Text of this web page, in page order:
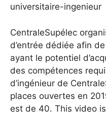
universitaire-ingenieur
CentraleSupélec
d’entrée dédiée afin
ayant le potentiel
des compétences
d’ingénieur de
places ouvertes en
est de 40. This video